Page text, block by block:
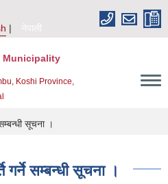
नेपाली
Municipality
Koshi Province,
सूचना ।
गर्ने सम्बन्धी सूचना ।